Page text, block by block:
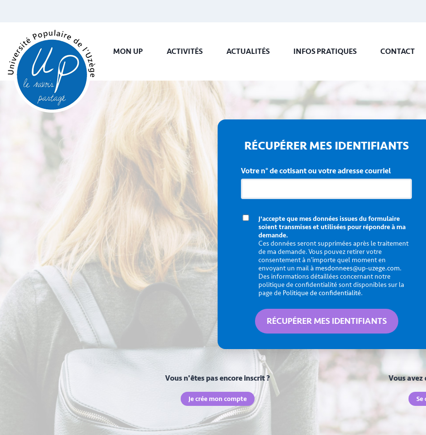
MON UP ACTIVITÉS ACTUALITÉS INFOS PRATIQUES CONTACT
RÉCUPÉRER MES IDENTIFIANTS
Votre n° de cotisant ou votre adresse courriel
J'accepte que mes données issues du formulaire
soient transmises et utilisées pour répondre à ma
demande.
Ces données seront supprimées après le traitement
de ma demande. Vous pouvez retirer votre
consentement à n'importe quel moment en
envoyant un mail à mesdonnees@up-uzege.com.
Des informations détaillées concernant notre
politique de confidentialité sont disponibles sur la
page de Politique de confidentialité.
Vous n'êtes pas encore inscrit ?
Je crée mon compte
Vous avez
Se